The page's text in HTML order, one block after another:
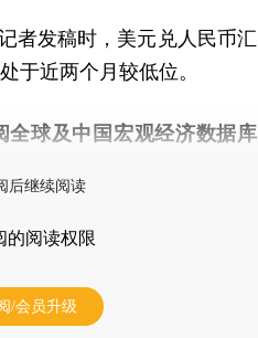
发稿时，美元兑人民币汇
于近两个月较低位。
全球及中国宏观经济数据库
后继续阅读
的阅读权限
/会员升级